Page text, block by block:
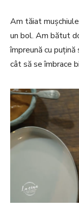
Am tăiat
un bol. Am bătut
împreună cu
cât să se îmbrace